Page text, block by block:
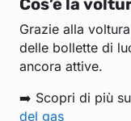
Grazie alla
delle bollette di
ancora attive.
➡️ Scopri di più
del gas